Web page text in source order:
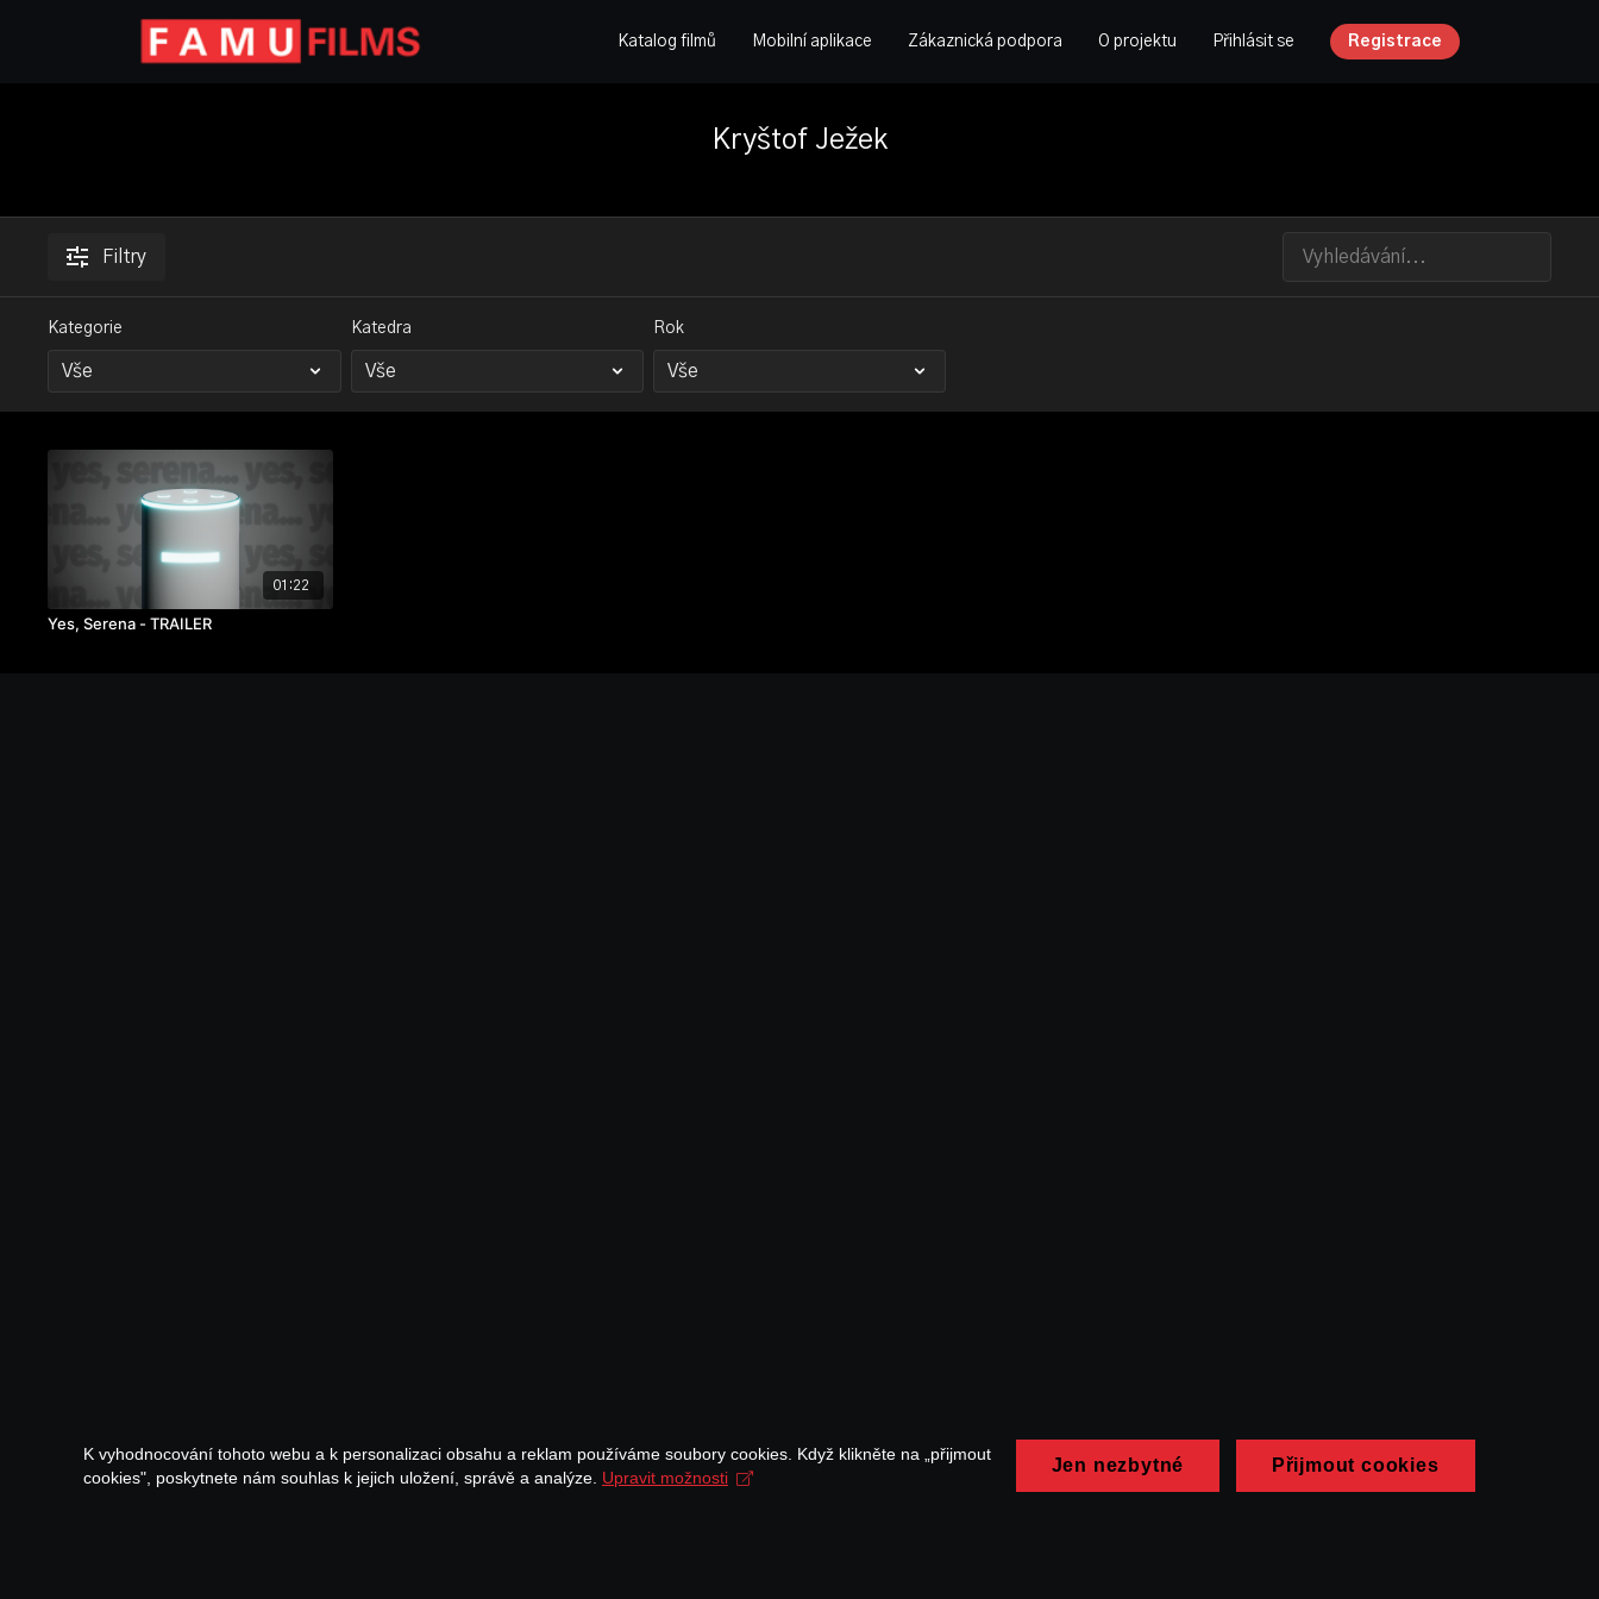
Katalog filmů Mobilní aplikace Zákaznická podpora O projektu Přihlásit se Registrace
Kryštof Ježek
Filtry
Kategorie Katedra Rok
01:22
Yes, Serena - TRAILER
K vyhodnocování tohoto webu a k personalizaci obsahu a reklam používáme soubory cookies. Když klikněte na „přijmout
cookies", poskytnete nám souhlas k jejich uložení, správě a analýze. Upravit možnosti
Jen nezbytné Přijmout cookies